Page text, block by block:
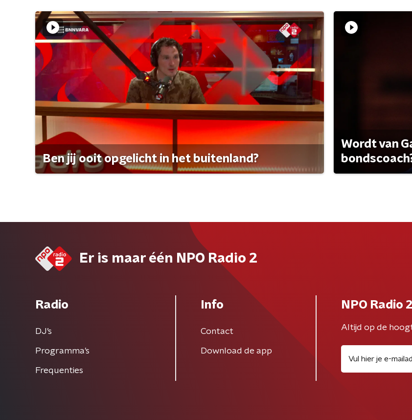
Ben jij ooit opgelicht in het buitenland?
Wordt van
Er is maar één NPO Radio 2
Radio
DJ’s
Programma's
Frequenties
Info
Contact
Download de app
NPO Radio
Altijd op de